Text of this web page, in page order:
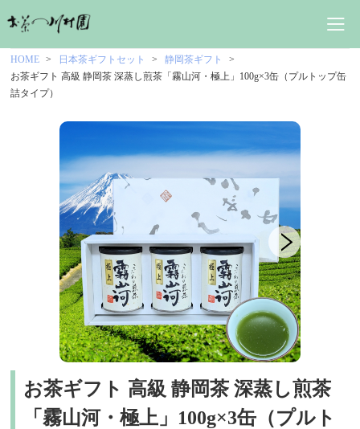
HOME 日本茶ギフトセット
静岡茶ギフト
お茶ギフト 高級 静岡茶 深蒸し煎茶「霧山河・極上」100g×3缶（プルトップ缶
詰タイプ）
お茶ギフト 高級 静岡茶 深蒸し煎茶
「霧山河・極上」100g×3缶（プルト